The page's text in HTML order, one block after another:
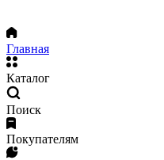
Главная
Каталог
Поиск
Покупателям